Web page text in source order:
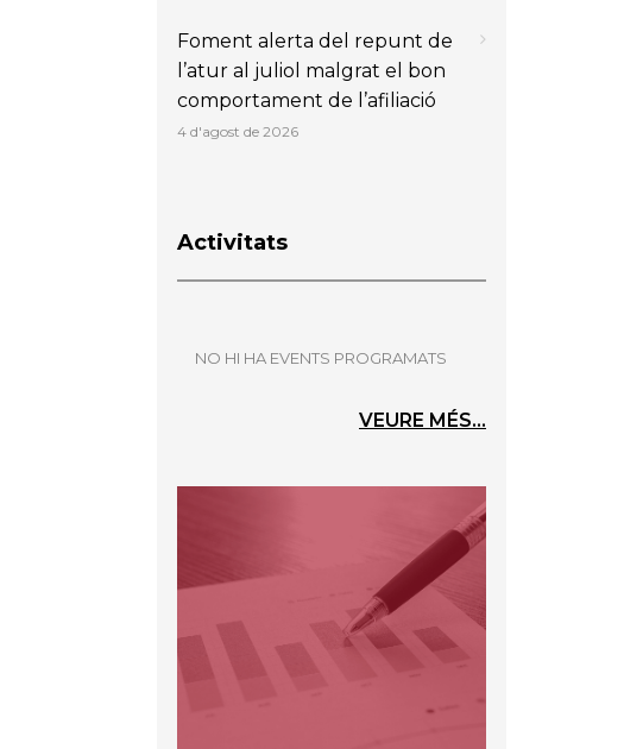
Foment alerta del repunt de
l’atur al juliol malgrat el bon
comportament de l’afiliació
4 d'agost de 2026
Activitats
NO HI HA EVENTS PROGRAMATS
VEURE MÉS...